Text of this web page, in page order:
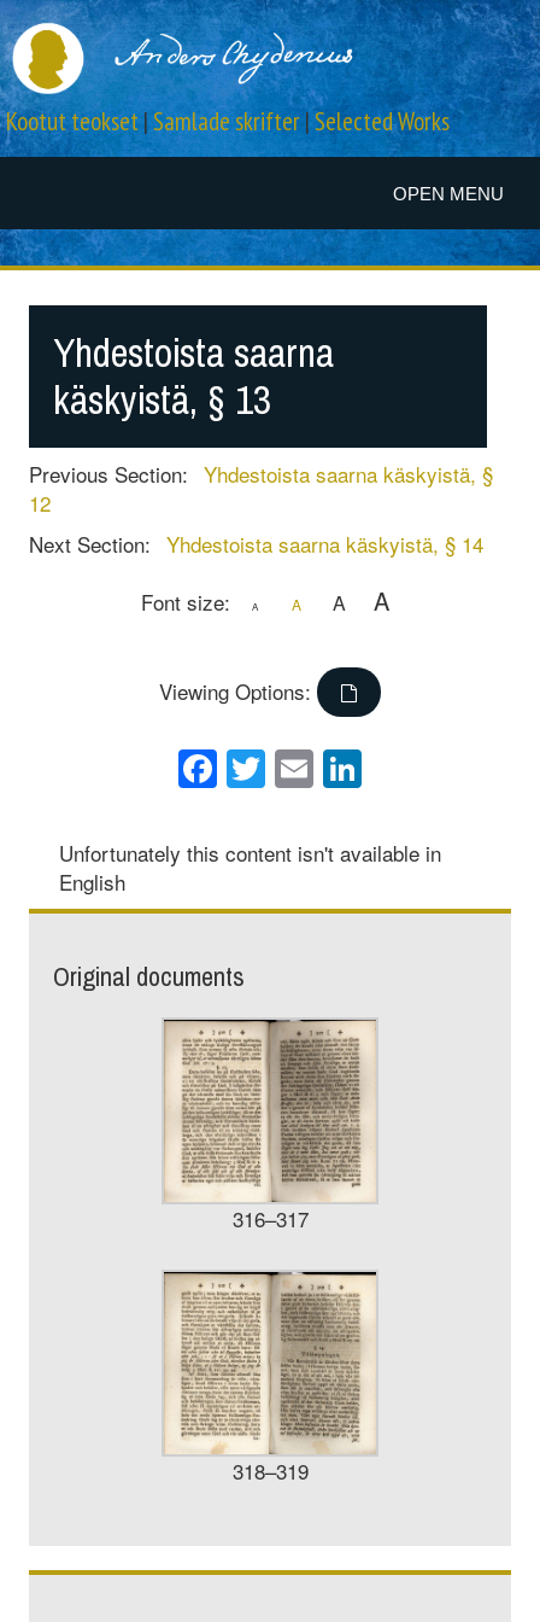
OPEN MENU
Kootut teokset|Samlade skrifter|Selected Works
Yhdestoista saarna
käskyistä, § 13
Previous Section: Yhdestoista saarna käskyistä, §
12
Next Section: Yhdestoista saarna käskyistä, § 14
Font size:
A A A A
Viewing Options:
Facebook
Twitter
Email
Unfortunately this content isn't available in
English
Original documents
316–317
318–319